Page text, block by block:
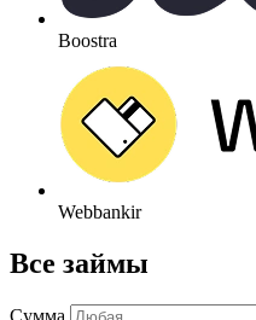
Boostra
Webbankir
Все займы
Сумма